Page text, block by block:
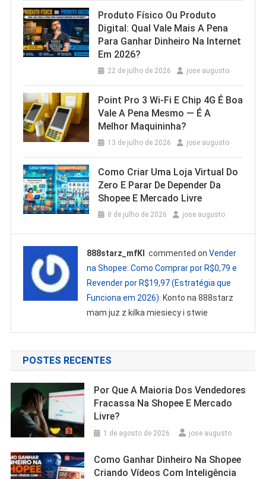
Produto Físico Ou Produto
Digital: Qual Vale Mais A Pena
Para Ganhar Dinheiro Na Internet
Em 2026?
22 de julho de 2026 jose augusto
Point Pro 3 Wi‑Fi E Chip 4G É Boa
Vale A Pena Mesmo — É A
Melhor Maquininha?
13 de julho de 2026 jose augusto
Como Criar Uma Loja Virtual Do
Zero E Parar De Depender Da
Shopee E Mercado Livre
8 de julho de 2026 jose augusto
888starz_mfKl commented onVender
na Shopee: Como Comprar por R$0,79 e
Revender por R$19,97 (Estratégia que
Funciona em 2026): Konto na 888starz
mam juz z kilka miesiecy i stwie
POSTES RECENTES
Por Que A Maioria Dos Vendedores
Fracassa Na Shopee E Mercado
Livre?
1 de agosto de 2026 jose augusto
Como Ganhar Dinheiro Na Shopee
Criando Vídeos Com Inteligência